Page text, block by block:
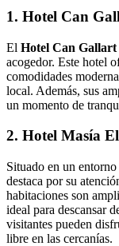
1. Hotel Can
El Hotel Can Gallart
acogedor. Este hotel
comodidades
local. Además, sus
un momento de
2. Hotel Masía
Situado en un
destaca por su
habitaciones son
ideal para descansar
visitantes pueden
libre en las cercanías.